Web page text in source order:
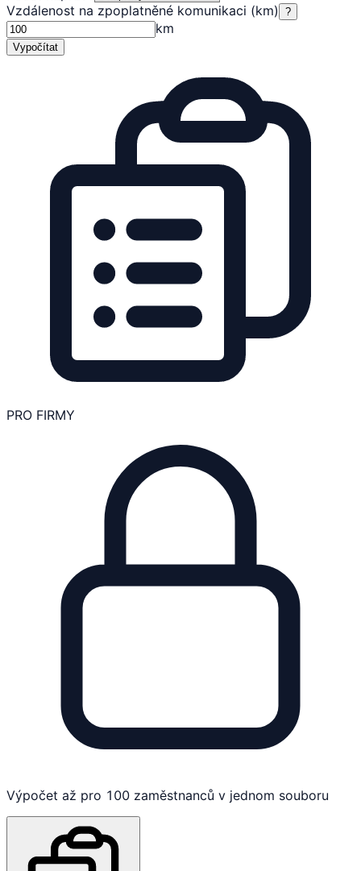
Vzdálenost na zpoplatněné komunikaci (km)
?
km
Vypočítat
PRO FIRMY
Výpočet až pro 100 zaměstnanců v jednom souboru